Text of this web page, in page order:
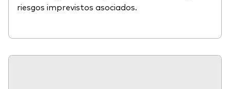
riesgos imprevistos asociados.